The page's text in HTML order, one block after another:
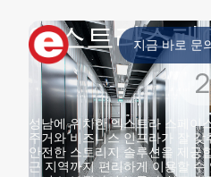
지금 바로 문
엑스트라스
양한 스토리지
성남에 위치한 엑스트라 스페이
주거와 비즈니스 인프라가 잘
안전한 스토리지 솔루션을 제공
근 지역까지 편리하게 이용할